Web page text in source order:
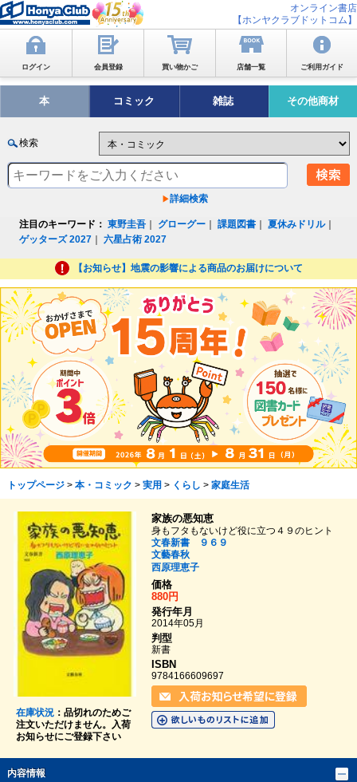
オンライン書店
【ホンヤクラブドットコム】
ログイン 会員登録 買い物かご 店舗一覧 ご利用ガイド
本 コミック 雑誌 その他商材
検索
詳細検索
注目のキーワード： 東野圭吾 グローグー ｜課題図書 ｜夏休みドリル｜
ゲッターズ 2027 ｜六星占術 2027
【お知らせ】地震の影響による商品のお届けについて
トップページ> 本・コミック > 実用 > くらし > 家庭生活
在庫状況：品切れのためご
注文いただけません。入荷
お知らせにご登録下さい
家族の悪知恵
身もフタもないけど役に立つ４９のヒント
文春新書 ９６９
文藝春秋
西原理恵子
価格
880円
発行年月
2014年05月
判型
新書
ISBN
9784166609697
内容情報